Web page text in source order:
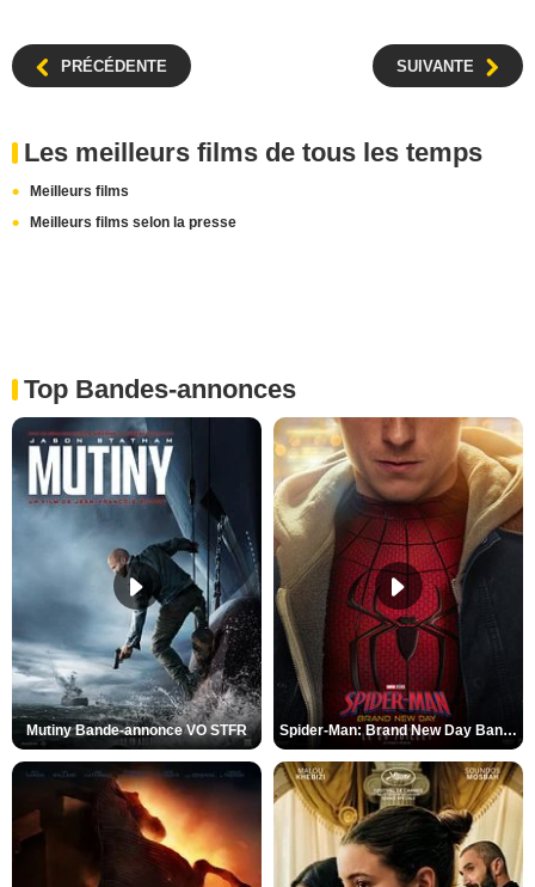
PRÉCÉDENTE SUIVANTE
Les meilleurs films de tous les temps
Meilleurs films
Meilleurs films selon la presse
Top Bandes-annonces
Mutiny Bande-annonce VO STFR Spider-Man: Brand New Day Bande-annonce VO STFR